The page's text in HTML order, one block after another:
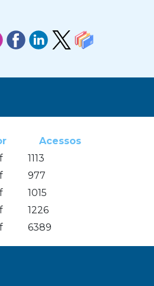
Acessos
1113
977
1015
1226
6389